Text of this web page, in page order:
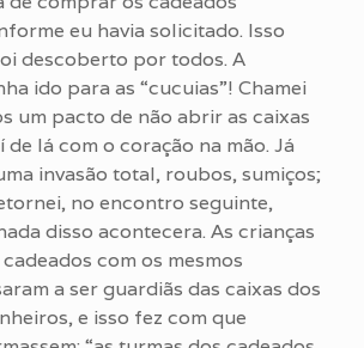
eu havia solicitado. Isso
descoberto por todos. A
ido para as “cucuias”! Chamei
um pacto de não abrir as caixas
de lá com o coração na mão. Já
invasão total, roubos, sumiços;
no encontro seguinte,
disso acontecera. As crianças
com os mesmos
a ser guardiãs das caixas dos
e isso fez com que